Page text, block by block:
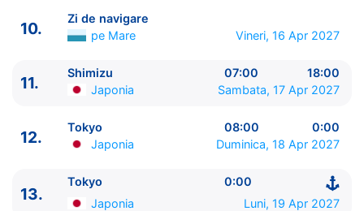
Shimizu Japonia
12.
Tokyo Japonia
10.
Zi de navigare
pe Mare
Vineri, 16 Apr 2027
11.
Shimizu 07:00
18:00
Japonia
Sambata, 17 Apr 2027
12.
Tokyo 08:00
0:00
Japonia
Duminica, 18 Apr 2027
13.
Tokyo
0:00
Japonia
Luni, 19 Apr 2027